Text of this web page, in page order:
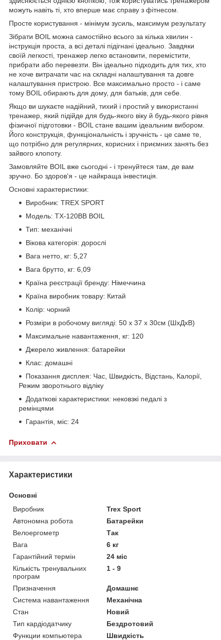
можуть навіть ті, хто вперше має справу з фітнесом.
Просте користування - мінімум зусиль, максимум результату
Зібрати BOIL можна самостійно всього за кілька хвилин -
інструкція проста, а всі деталі підігнані ідеально. Завдяки
своїй легкості, тренажер легко встановити, перемістити,
прибрати або перевезти. Він ідеально підходить для тих, хто
не хоче витрачати час на складні налаштування та довге
налаштування пристрою. Все максимально просто - і саме
тому BOIL обирають для дому, для батьків, для себе.
Якщо ви шукаєте надійний, тихий і простий у використанні
тренажер, який підійде для будь-якого віку й будь-якого рівня
фізичної підготовки - BOIL стане вашим ідеальним вибором.
Його конструкція, функціональність і зручність - це саме те,
що потрібно для регулярних, корисних і приємних занять без
зайвого клопоту.
Замовляйте BOIL вже сьогодні - і тренуйтеся там, де вам
зручно. Бо здоров'я - це найкраща інвестиція.
Основні характеристики:
Виробник: TREX SPORT
Модель: TX-120BB BOIL
Тип: механічні
Вікова категорія: дорослі
Вага нетто, кг: 5,27
Вага брутто, кг: 6,09
Країна реєстрації бренду: Німеччина
Країна виробник товару: Китай
Колір: чорний
Розміри в робочому вигляді: 50 x 37 x 30см (ШхДхВ)
Максимальне навантаження, кг: 120
Джерело живлення: батарейки
Клас: домашні
Показання дисплея: Час, Швидкість, Відстань, Калорії,
Режим зворотнього відліку
Додаткові характеристики: нековзкі педалі з
ремінцями
Гарантія, міс: 24
Приховати
Характеристики
Основні
Виробник
Trex Sport
Автономна робота
Батарейки
Велоергометр
Так
Вага
6 кг
Гарантійний термін
24 міс
Кількість тренувальних
програм
1 - 9
Призначення
Домашнє
Система навантаження
Механічна
Стан
Новий
Тип кардіодатчику
Бездротовий
Функции компьютера
Швидкість